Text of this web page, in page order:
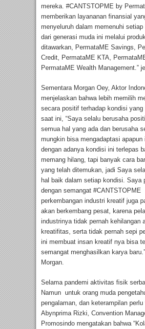
mereka. #CANTSTOPME by
memberikan layananan finansial
menyeluruh dalam memenuhi setiap
dari generasi muda ini melalui
ditawarkan, PermataME Savings,
Credit, PermataME KTA,
PermataME Wealth Management.”
Sementara Morgan Oey, Aktor
menjelaskan bahwa lebih memilih
secara positif terhadap kondisi yang
saat ini, “Saya selalu berusaha
semua hal yang ada dan berusaha
mungkin bisa mengadaptasi apapun
dengan adanya kondisi ini terlepas
memang hilang, tapi banyak cara
yang telah ditemukan, jadi Saya
hal baik dalam setiap kondisi. Saya
dengan semangat #CANTSTOPME
perkembangan industri kreatif juga
akan berkembang pesat, karena
industrinya tidak pernah kehilangan
kreatifitas, serta tidak pernah sepi
ini membuat insan kreatif nya bisa
semangat menghasilkan karya
Morgan.
Selama pandemi aktivitas fisik
Namun untuk orang muda
pengalaman, dan keterampilan perlu
Abynprima Rizki, Convention
Promosindo mengatakan bahwa